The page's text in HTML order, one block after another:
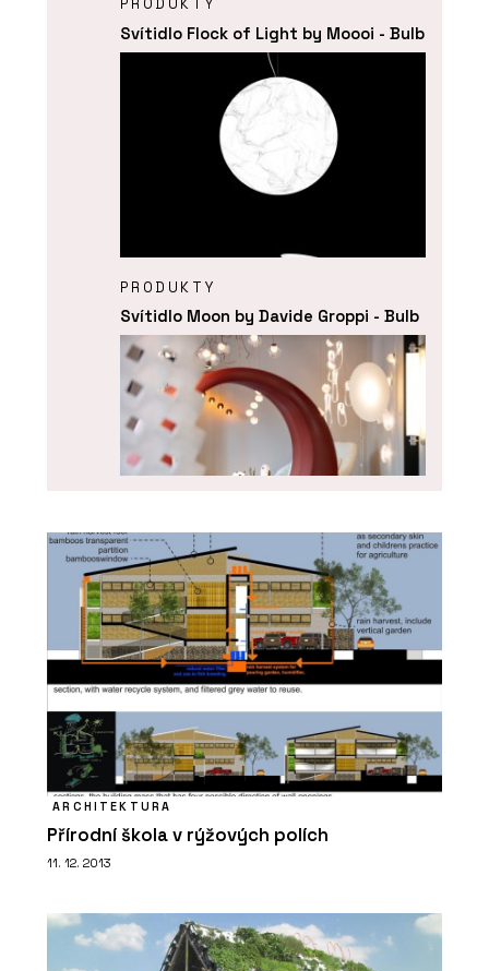
PRODUKTY
Svítidlo Flock of Light by Moooi - Bulb
PRODUKTY
Svítidlo Moon by Davide Groppi - Bulb
O FIRMĚ
Bulb
ARCHITEKTURA
Přírodní škola v rýžových polích
11. 12. 2013